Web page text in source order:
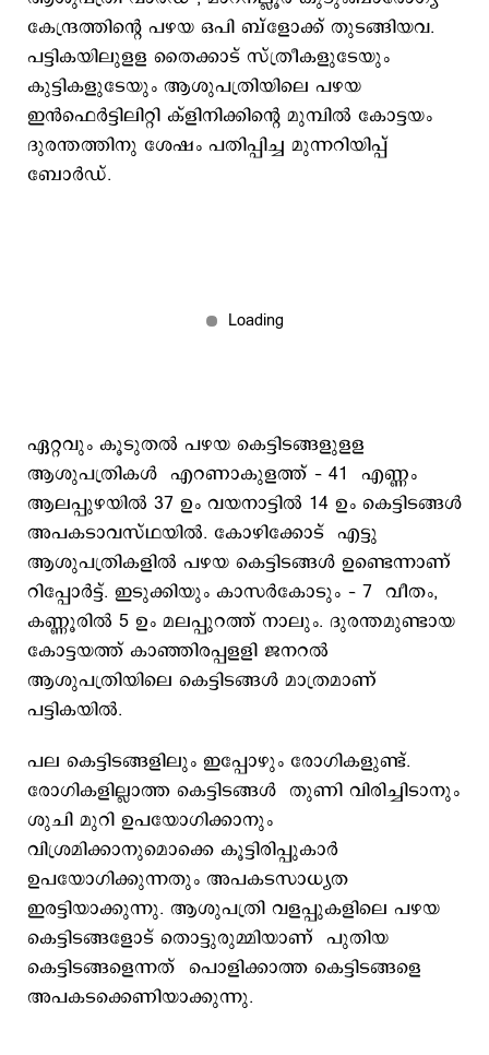
കേന്ദ്രത്തിന്‍റെ പഴയ ഒപി ബ്ളോക്ക് തുടങ്ങിയവ.
പട്ടികയിലുളള തൈക്കാട് സ്ത്രീകളുടേയും
കുട്ടികളുടേയും ആശുപത്രിയിലെ പഴയ
ഇന്‍ഫെര്‍ട്ടിലിറ്റി ക്ളിനിക്കിന്‍റെ മുമ്പില്‍ കോട്ടയം
ദുരന്തത്തിനു ശേഷം പതിപ്പിച്ച മുന്നറിയിപ്പ്
ബോര്‍ഡ്.
ഏറ്റവും കൂടുതല്‍ പഴയ കെട്ടിടങ്ങളുളള
ആശുപത്രികള്‍ എറണാകുളത്ത് – 41 എണ്ണം
ആലപ്പുഴയില്‍ 37 ഉം വയനാട്ടില്‍ 14 ഉം കെട്ടിടങ്ങള്‍
അപകടാവസ്ഥയില്‍. കോഴിക്കോട് എട്ടു
ആശുപത്രികളില്‍ പഴയ കെട്ടിടങ്ങള്‍ ഉണ്ടെന്നാണ്
റിപ്പോര്‍ട്ട്. ഇടുക്കിയും കാസര്‍കോടും – 7 വീതം,
കണ്ണൂരില്‍ 5 ഉം മലപ്പുറത്ത് നാലും. ദുരന്തമുണ്ടായ
കോട്ടയത്ത് കാഞ്ഞിരപ്പളളി ജനറല്‍
ആശുപത്രിയിലെ കെട്ടിടങ്ങള്‍ മാത്രമാണ്
പട്ടികയില്‍.
പല കെട്ടിടങ്ങളിലും ഇപ്പോഴും രോഗികളുണ്ട്.
രോഗികളില്ലാത്ത കെട്ടിടങ്ങള്‍ തുണി വിരിച്ചിടാനും
ശുചി മുറി ഉപയോഗിക്കാനും
വിശ്രമിക്കാനുമൊക്കെ കൂട്ടിരിപ്പുകാര്‍
ഉപയോഗിക്കുന്നതും അപകടസാധ്യത
ഇരട്ടിയാക്കുന്നു. ആശുപത്രി വളപ്പുകളിലെ പഴയ
കെട്ടിടങ്ങളോട് തൊട്ടുരുമ്മിയാണ് പുതിയ
കെട്ടിടങ്ങളെന്നത് പൊളിക്കാത്ത കെട്ടിടങ്ങളെ
അപകടക്കെണിയാക്കുന്നു.